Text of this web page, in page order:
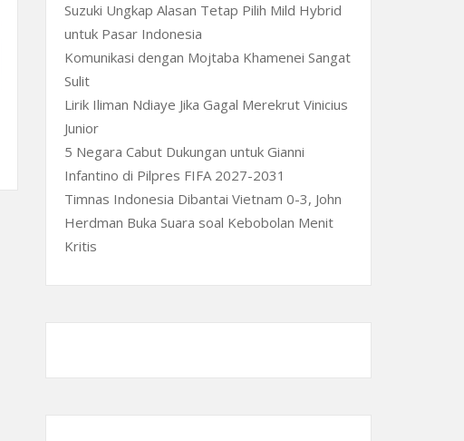
Suzuki Ungkap Alasan Tetap Pilih Mild Hybrid
untuk Pasar Indonesia
Komunikasi dengan Mojtaba Khamenei Sangat
Sulit
Lirik Iliman Ndiaye Jika Gagal Merekrut Vinicius
Junior
5 Negara Cabut Dukungan untuk Gianni
Infantino di Pilpres FIFA 2027-2031
Timnas Indonesia Dibantai Vietnam 0-3, John
Herdman Buka Suara soal Kebobolan Menit
Kritis